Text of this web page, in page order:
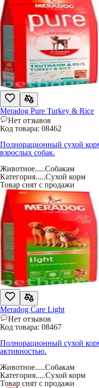
Meradog Pure Turkey & Rice
Нет отзывов
Код товара: 08462
Полнорационный сухой
взрослых собак.
Животное.....Собакам
Категория.....Сухой корм
Товар снят с продажи
Meradog Care Light
Нет отзывов
Код товара: 08467
Полнорационный сухой
активностью.
Животное.....Собакам
Категория.....Сухой корм
Товар снят с продажи